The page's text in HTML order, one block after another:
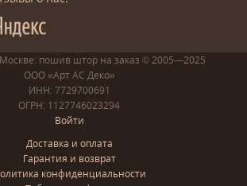
пошив штор на заказ © 2005—2025
ООО «Арт АС Деко»
ИНН: 7729700691
ОГРН: 1127746023294
Войти
Доставка и оплата
Гарантия и возврат
конфиденциальности